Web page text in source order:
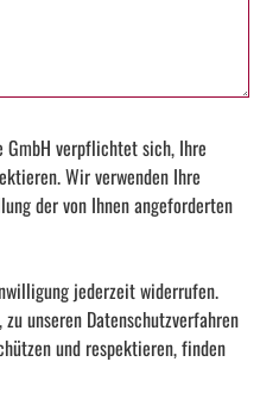
GmbH verpflichtet sich, Ihre
Wir verwenden Ihre
der von Ihnen angeforderten
jederzeit widerrufen.
unseren Datenschutzverfahren
und respektieren, finden